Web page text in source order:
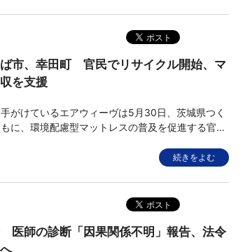
市、幸田町 官民でリサイクル開始、マ
を支援
がけているエアウィーヴは5月30日、茨城県つく
に、環境配慮型マットレスの普及を促進する官民
リサイクル」の活動となっている(画像=左から五
続きをよむ
医師の診断「因果関係不明」報告、法令